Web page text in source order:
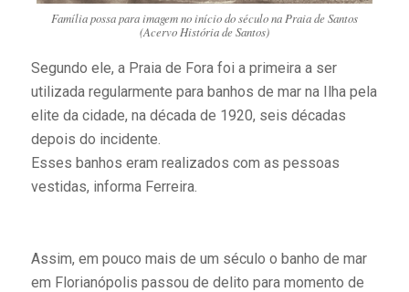
Família possa para imagem no início do século na Praia de Santos
(Acervo História de Santos)
Segundo ele, a Praia de Fora foi a primeira a ser
utilizada regularmente para banhos de mar na Ilha pela
elite da cidade, na década de 1920, seis décadas
depois do incidente.
Esses banhos eram realizados com as pessoas
vestidas, informa Ferreira.
Assim, em pouco mais de um século o banho de mar
em Florianópolis passou de delito para momento de